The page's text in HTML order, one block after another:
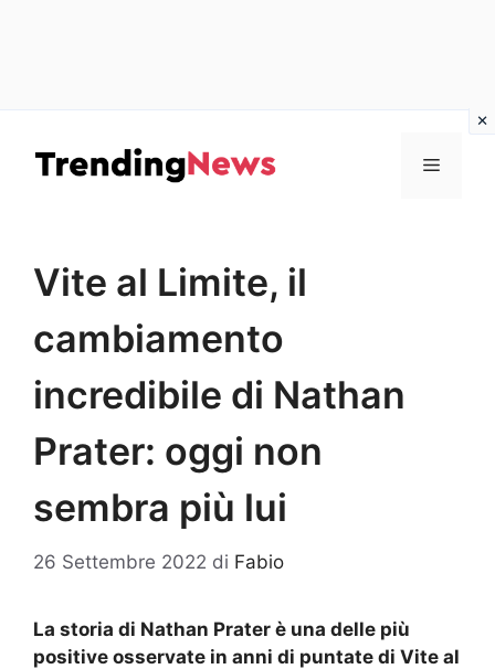
contenuto
Menu
Vite al Limite, il
cambiamento
incredibile di Nathan
Prater: oggi non
sembra più lui
26 Settembre 2022 di Fabio
La storia di Nathan Prater è una delle più
positive osservate in anni di puntate di Vite al